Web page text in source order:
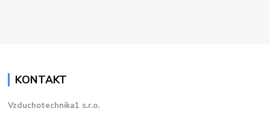
KONTAKT
Vzduchotechnika1 s.r.o.